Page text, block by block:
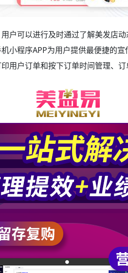
户可以进行及时通过了解美发店
小程序APP为用户提供最便捷的
用户订单和按下订单时间管理、订